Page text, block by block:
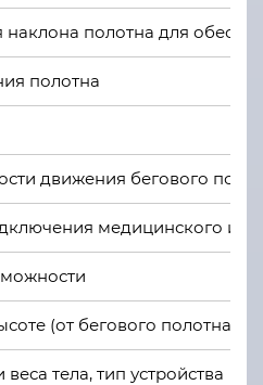
полотна для
полотна
движения бегового
медицинского и
(от бегового полотна)
тела, тип устройства